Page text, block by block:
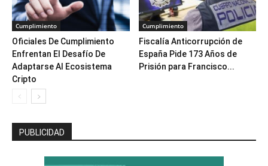
Cumplimiento
Oficiales De Cumplimiento
Enfrentan El Desafío De
Adaptarse Al Ecosistema
Cripto
Cumplimiento
Fiscalía Anticorrupción de
España Pide 173 Años de
Prisión para Francisco...
PUBLICIDAD